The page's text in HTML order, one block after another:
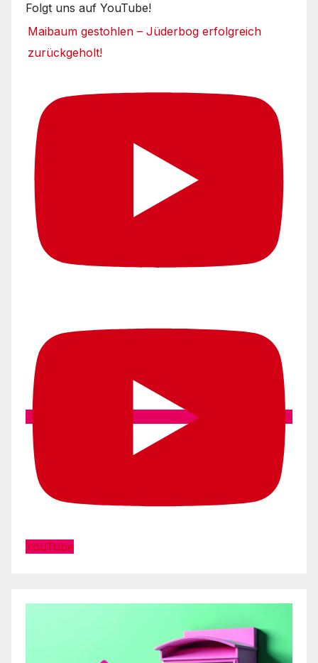
Folgt uns auf YouTube!
Maibaum gestohlen – Jüderbog erfolgreich
zurückgeholt!
YouTube